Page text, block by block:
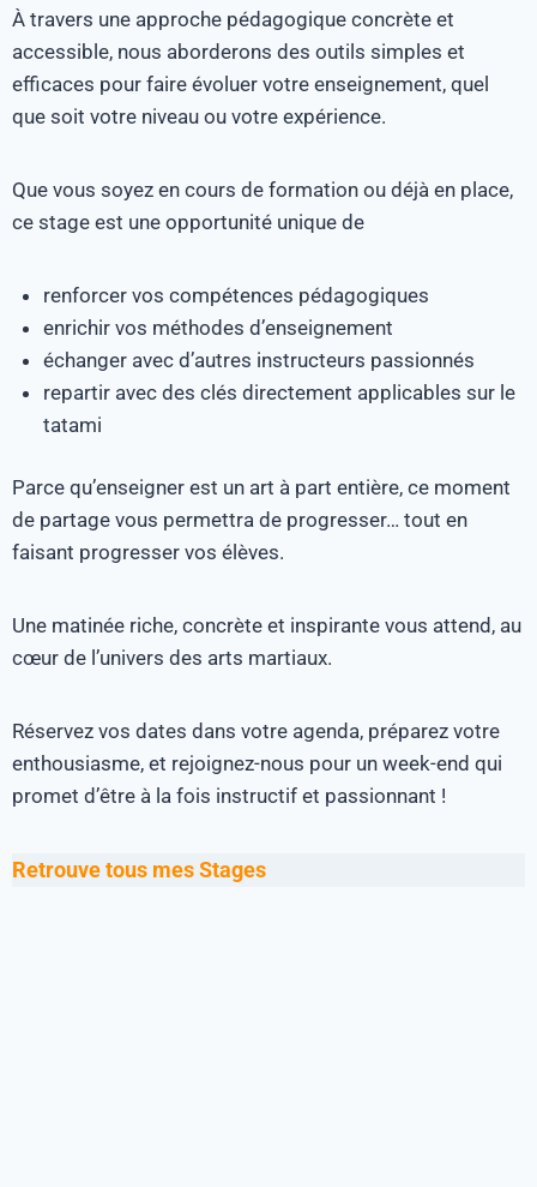
À travers une approche pédagogique concrète et
accessible, nous aborderons des outils simples et
efficaces pour faire évoluer votre enseignement, quel
que soit votre niveau ou votre expérience.
Que vous soyez en cours de formation ou déjà en place,
ce stage est une opportunité unique de
renforcer vos compétences pédagogiques
enrichir vos méthodes d’enseignement
échanger avec d’autres instructeurs passionnés
repartir avec des clés directement applicables sur le
tatami
Parce qu’enseigner est un art à part entière, ce moment
de partage vous permettra de progresser… tout en
faisant progresser vos élèves.
Une matinée riche, concrète et inspirante vous attend, au
cœur de l’univers des arts martiaux.
Réservez vos dates dans votre agenda, préparez votre
enthousiasme, et rejoignez-nous pour un week-end qui
promet d’être à la fois instructif et passionnant !
Retrouve tous mes Stages